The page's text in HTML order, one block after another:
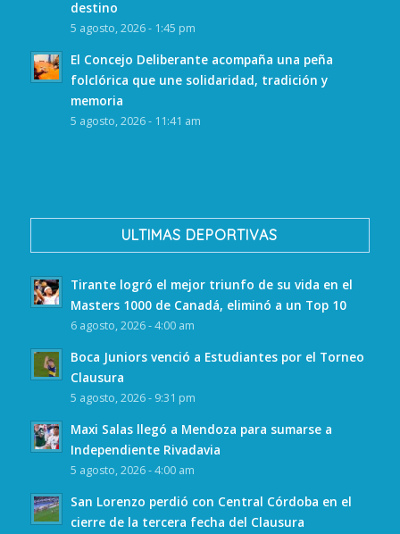
destino
5 agosto, 2026 - 1:45 pm
El Concejo Deliberante acompaña una peña
folclórica que une solidaridad, tradición y
memoria
5 agosto, 2026 - 11:41 am
ULTIMAS DEPORTIVAS
Tirante logró el mejor triunfo de su vida en el
Masters 1000 de Canadá, eliminó a un Top 10
6 agosto, 2026 - 4:00 am
Boca Juniors venció a Estudiantes por el Torneo
Clausura
5 agosto, 2026 - 9:31 pm
Maxi Salas llegó a Mendoza para sumarse a
Independiente Rivadavia
5 agosto, 2026 - 4:00 am
San Lorenzo perdió con Central Córdoba en el
cierre de la tercera fecha del Clausura